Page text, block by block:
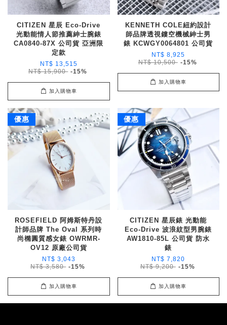
CITIZEN 星辰 Eco-Drive
光動能情人節推薦紳士腕錶
CA0840-87X 公司貨 亞洲限
定款
NT$ 13,515
NT$ 15,900 -15%
加入購物車
KENNETH COLE紐約設計
師品牌透視鏤空機械紳士男
錶 KCWGY0064801 公司貨
NT$ 8,925
NT$ 10,500 -15%
加入購物車
優惠
ROSEFIELD 阿姆斯特丹設
計師品牌 The Oval 系列時
尚橢圓質感女錶 OWRMR-
OV12 原廠公司貨
NT$ 3,043
NT$ 3,580 -15%
加入購物車
優惠
CITIZEN 星辰錶 光動能
Eco-Drive 波浪紋型男腕錶
AW1810-85L 公司貨 防水
錶
NT$ 7,820
NT$ 9,200 -15%
加入購物車